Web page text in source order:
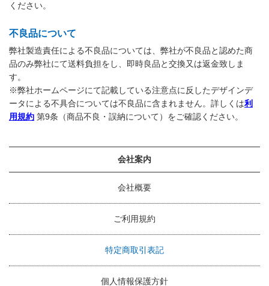
ください。
不良品について
弊社製造責任による不良品については、弊社が不良品と認めた商
品のみ弊社にて送料負担をし、即時良品と交換又は返金致しま
す。
※弊社ホームページにて記載している注意点に反したデザインデ
ータによる不具合については不良品に含まれません。詳しくは利
用規約 第9条（商品不良・誤納について）をご確認ください。
会社案内
会社概要
ご利用規約
特定商取引表記
個人情報保護方針